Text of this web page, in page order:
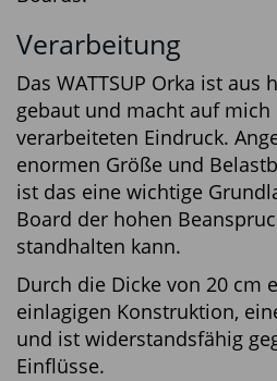
Verarbeitung
Das WATTSUP Orka ist aus
gebaut und macht auf mich
verarbeiteten Eindruck.
enormen Größe und
ist das eine wichtige
Board der hohen
standhalten kann.
Durch die Dicke von 20 cm
einlagigen Konstruktion,
und ist widerstandsfähig
Einflüsse.